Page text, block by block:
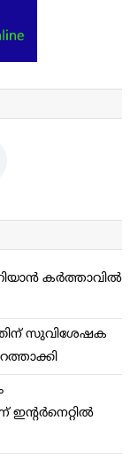
കർത്താവിൽ
സുവിശേഷക